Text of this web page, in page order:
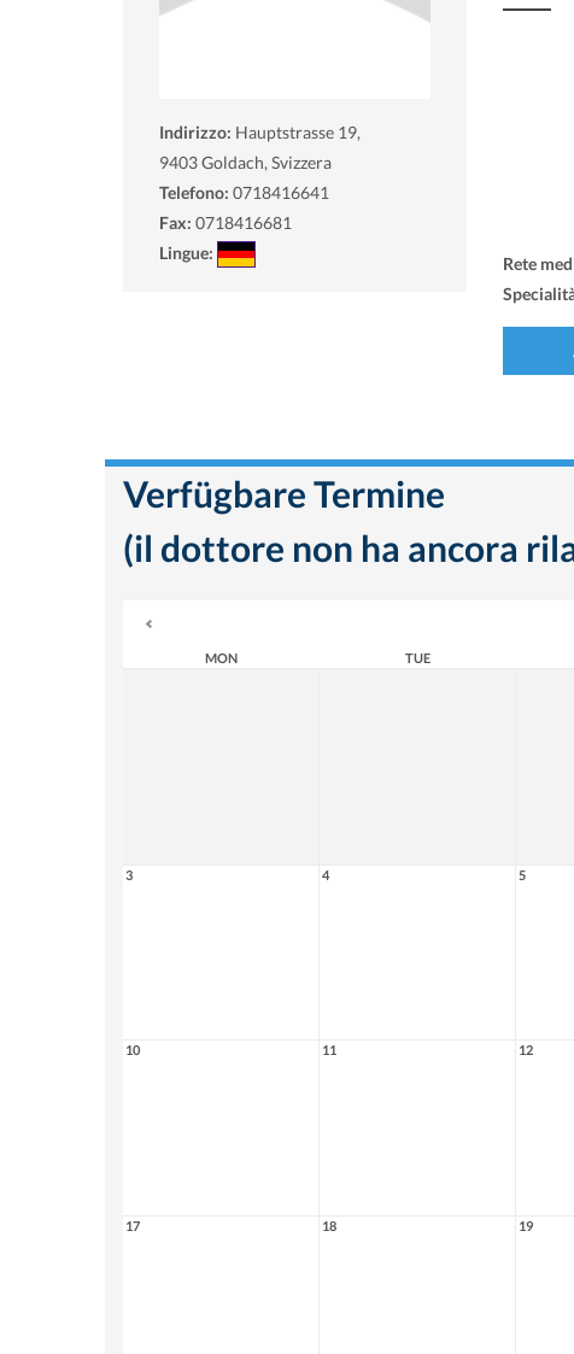
Indirizzo: Hauptstrasse 19,
9403Goldach, Svizzera
Telefono: 0718416641
Fax: 0718416681
Lingue:
Rete
Verfügbare Termine
(il dottore non ha ancora
MON TUE
3 4 5
10 11 12
17 18 19